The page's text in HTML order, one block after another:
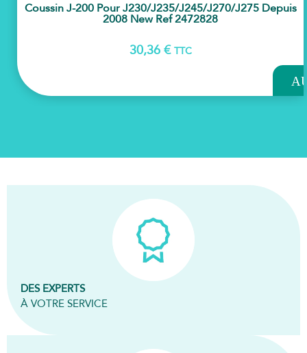
Coussin J-200 Pour J230/j235/j245/j270/j275 Depuis
2008 New Ref 2472828
30,36 € TTC
DES EXPERTS
À VOTRE SERVICE